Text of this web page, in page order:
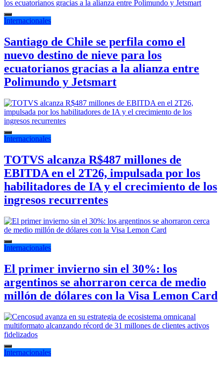
Internacionales
Santiago de Chile se perfila como el
nuevo destino de nieve para los
ecuatorianos gracias a la alianza entre
Polimundo y Jetsmart
Internacionales
TOTVS alcanza R$487 millones de
EBITDA en el 2T26, impulsada por los
habilitadores de IA y el crecimiento de los
ingresos recurrentes
Internacionales
El primer invierno sin el 30%: los
argentinos se ahorraron cerca de medio
millón de dólares con la Visa Lemon Card
Internacionales